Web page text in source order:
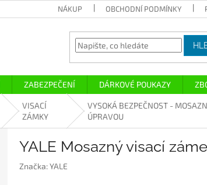
NÁKUP OBCHODNÍ PODMÍNKY
ZABEZPEČENÍ DÁRKOVÉ POUKAZY
VISACÍ
ZÁMKY
VYSOKÁ BEZPEČNOST -
ÚPRAVOU
YALE Mosazný visací
Značka:YALE